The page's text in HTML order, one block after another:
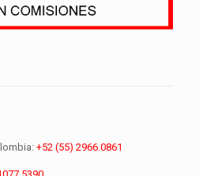
+52 (55) 2966.0861